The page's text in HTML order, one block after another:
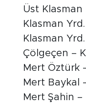
Üst Klasman
Klasman
Klasman
Çölgeçen –
Mert Öztürk
Mert Baykal
Mert Şahin –